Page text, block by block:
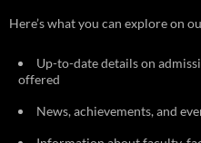
Here’s what you can explore on
Up-to-date details on
offered
News, achievements, and